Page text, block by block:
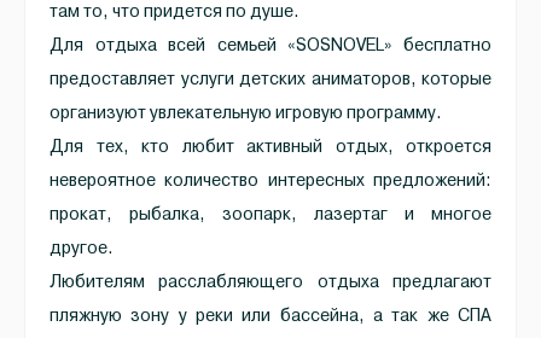
там то, что придется по душе.
Для отдыха всей семьей «SOSNOVEL» бесплатно
предоставляет услуги детских аниматоров, которые
организуют увлекательную игровую программу.
Для тех, кто любит активный отдых, откроется
невероятное количество интересных предложений:
прокат, рыбалка, зоопарк, лазертаг и многое
другое.
Любителям расслабляющего отдыха предлагают
пляжную зону у реки или бассейна, а так же СПА